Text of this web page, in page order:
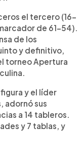
el tercero (16-
de 61-54).
de los
y definitivo,
torneo Apertura
y el líder
adornó sus
a 14 tableros.
y 7 tablas, y